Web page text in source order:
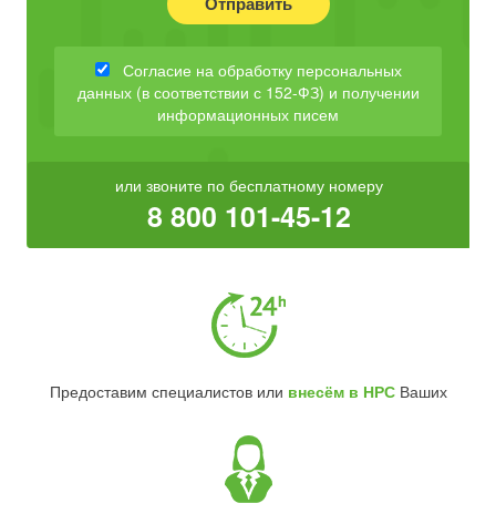
Согласие на обработку персональных
данных (в соответствии с 152-ФЗ) и получении
информационных писем
или звоните по бесплатному номеру
8 800 101-45-12
Предоставим специалистов или внесём в НРСВаших